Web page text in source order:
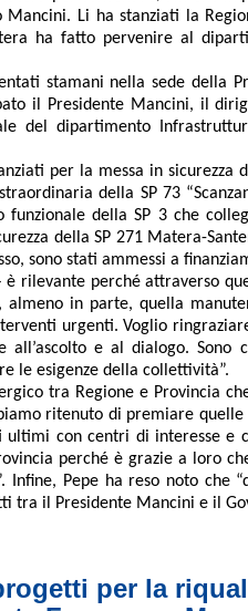
Li ha stanziati la
ha fatto pervenire al
stamani nella sede della
il Presidente Mancini, il
del dipartimento
per la messa in sicurezza
della SP 73
funzionale della SP 3 che
della SP 271 Matera-
sono stati ammessi a
rilevante perché attraverso
in parte, quella
urgenti. Voglio
all’ascolto e al dialogo. Sono
le esigenze della collettività”.
tra Regione e Provincia
ritenuto di premiare
con centri di interesse e
perché è grazie a loro
Infine, Pepe ha reso noto che
tra il Presidente Mancini e il
per la